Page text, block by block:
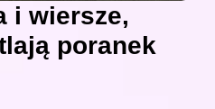
i wiersze,
poranek